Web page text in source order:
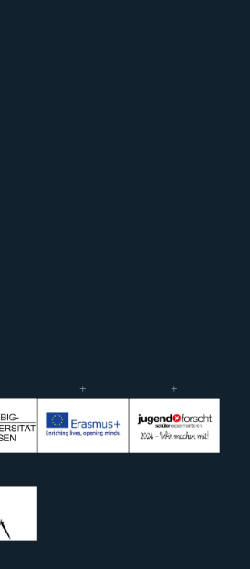
+ +